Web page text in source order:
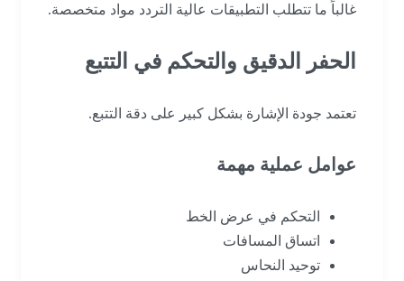
غالباً ما تتطلب التطبيقات عالية التردد مواد متخصصة.
الحفر الدقيق والتحكم في التتبع
تعتمد جودة الإشارة بشكل كبير على دقة التتبع.
عوامل عملية مهمة
التحكم في عرض الخط
اتساق المسافات
توحيد النحاس